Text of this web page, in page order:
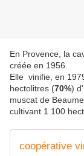
En Provence, la
créée en 1956.
Elle vinifie, en
hectolitres (70%)
muscat de
cultivant 1 100
coopérative